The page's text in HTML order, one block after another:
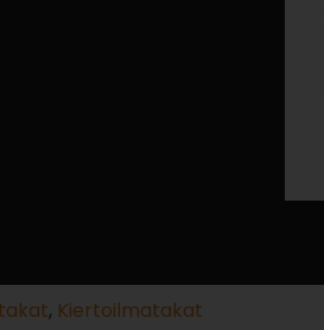
, Kiertoilmatakat